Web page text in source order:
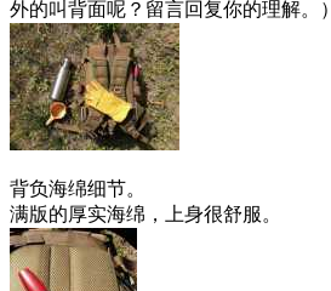
外的叫背面呢？留言回复你的理解。）
背负海绵细节。
满版的厚实海绵，上身很舒服。